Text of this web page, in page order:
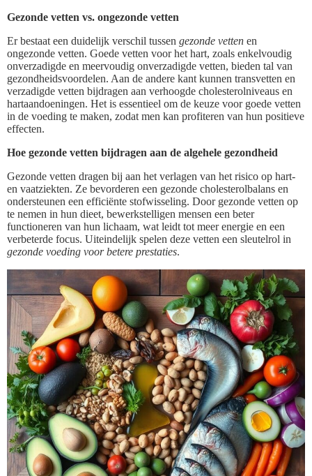
Gezonde vetten vs. ongezonde vetten
Er bestaat een duidelijk verschil tussen gezonde vetten en
ongezonde vetten. Goede vetten voor het hart, zoals enkelvoudig
onverzadigde en meervoudig onverzadigde vetten, bieden tal van
gezondheidsvoordelen. Aan de andere kant kunnen transvetten en
verzadigde vetten bijdragen aan verhoogde cholesterolniveaus en
hartaandoeningen. Het is essentieel om de keuze voor goede vetten
in de voeding te maken, zodat men kan profiteren van hun positieve
effecten.
Hoe gezonde vetten bijdragen aan de algehele gezondheid
Gezonde vetten dragen bij aan het verlagen van het risico op hart-
en vaatziekten. Ze bevorderen een gezonde cholesterolbalans en
ondersteunen een efficiënte stofwisseling. Door gezonde vetten op
te nemen in hun dieet, bewerkstelligen mensen een beter
functioneren van hun lichaam, wat leidt tot meer energie en een
verbeterde focus. Uiteindelijk spelen deze vetten een sleutelrol in
gezonde voeding voor betere prestaties.